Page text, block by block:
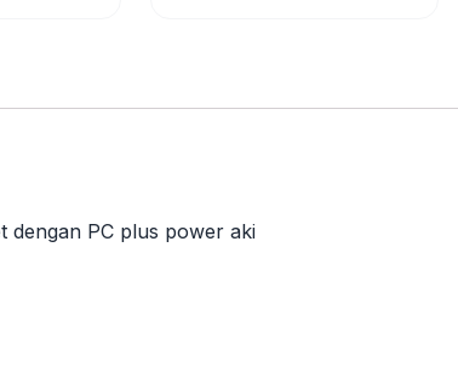
dengan PC plus power aki